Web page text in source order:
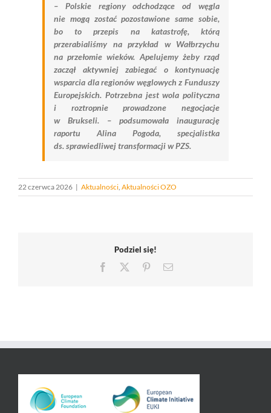
– Polskie regiony odchodzące od węgla
nie mogą zostać pozostawione same sobie,
bo to przepis na katastrofę, którą
przerabialiśmy na przykład w Wałbrzychu
na przełomie wieków. Apelujemy żeby rząd
zaczął aktywniej zabiegać o kontynuację
wsparcia dla regionów węglowych z Funduszy
Europejskich. Potrzebna jest wola polityczna
i roztropnie prowadzone negocjacje
w Brukseli. – podsumowała inaugurację
raportu Alina Pogoda, specjalistka
ds. sprawiedliwej transformacji w PZS.
22 czerwca 2026 | Aktualności, Aktualności OZO
Podziel się!
Facebook
PinterestEmail